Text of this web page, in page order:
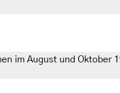
im August und Oktober